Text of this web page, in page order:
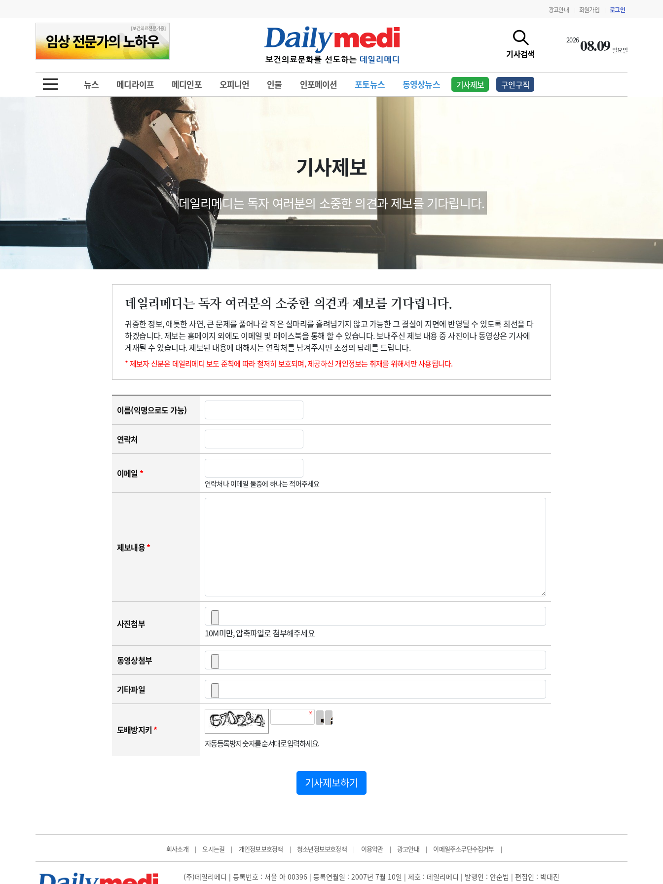
광고안내 회원가입 로그인
기사검색
202608.09 일요일
뉴스 메디라이프 메디인포 오피니언 인물 인포메이션 포토뉴스 동영상뉴스 기사제보 구인구직
금주의 검색어
1
의사인력 수급 추계
2
성분명 처방
3
AI의료
4
전공의 모집 결과
의사국시 합격률
6
관리급여 실시
의과대학 입시
10 약가인하
인사 사고
오피니언 칼럼 수첩
인물 초대석 피플
포토뉴스
지역병원 중소병원
행정처분 판례
학회·연수강좌 학회/연수강좌 행사
법적고지
기사제보
데일리메디는 독자 여러분의 소중한 의견과 제보를 기다립니다.
데일리메디는 독자 여러분의 소중한 의견과 제보를 기다립니다.
귀중한 정보, 애틋한 사연, 큰 문제를 풀어나갈 작은 실마리를 흘려넘기지 않고 가능한 그 결실이 지면에 반영될 수 있도록 최선을 다
하겠습니다. 제보는 홈페이지 외에도 이메일 및 페이스북을 통해 할 수 있습니다. 보내주신 제보 내용 중 사진이나 동영상은 기사에
게재될 수 있습니다. 제보된 내용에 대해서는 연락처를 남겨주시면 소정의 답례를 드립니다.
* 제보자 신분은 데일리메디 보도 준칙에 따라 철저히 보호되며, 제공하신 개인정보는 취재를 위해서만 사용됩니다.
이름(익명으로도 가능)
연락처
이메일 *
연락처나 이메일 둘중에 하나는 적어주세요
제보내용*
사진첨부
10M미만, 압축파일로 첨부해주세요
동영상첨부
기타파일
도배방지키 *
자동등록방지 숫자를 순서대로 입력하세요.
기사제보하기
회사소개 | 오시는길 | 개인정보보호정책 | 청소년정보보호정책 | 이용약관 | 광고안내 | 이메일주소무단수집거부 |
(주)데일리메디 | 등록번호 : 서울 아 00396 | 등록연월일 : 2007년 7월 10일 | 제호 : 데일리메디 | 발행인 : 안순범 | 편집인 : 박대진